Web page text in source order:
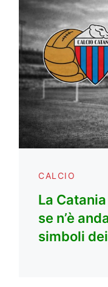
CALCIO
La
se n’è
simboli